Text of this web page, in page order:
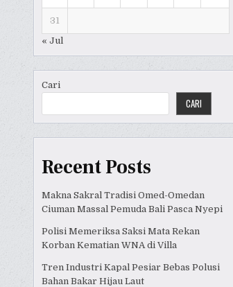
31
« Jul
Cari
CARI
Recent Posts
Makna Sakral Tradisi Omed-Omedan
Ciuman Massal Pemuda Bali Pasca Nyepi
Polisi Memeriksa Saksi Mata Rekan
Korban Kematian WNA di Villa
Tren Industri Kapal Pesiar Bebas Polusi
Bahan Bakar Hijau Laut